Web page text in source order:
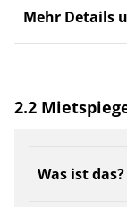
Mehr Details
2.2
Was ist das?